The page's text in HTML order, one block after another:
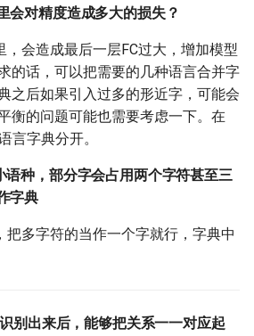
度会很
提供
，两者
？
训练模
吗？
会对精度造成多大的损失？
，会造成最后一层FC过大，增加模型
的话，可以把需要的几种语言合并字
之后如果引入过多的形近字，可能会
衡的问题可能也需要考虑一下。在
言字典分开。
语种，部分字会占用两个字符甚至三
字典
把多字符的当作一个字就行，字典中
别出来后，能够把关系一一对应起